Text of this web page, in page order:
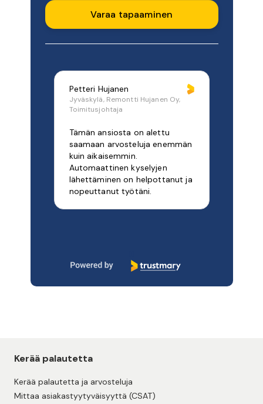
Varaa tapaaminen
Petteri Hujanen
Jyväskylä, Remontti Hujanen Oy,
Toimitusjohtaja
Tämän ansiosta on alettu
saamaan arvosteluja enemmän
kuin aikaisemmin.
Automaattinen kyselyjen
lähettäminen on helpottanut ja
nopeuttanut työtäni.
Kerää palautetta
Kerää palautetta ja arvosteluja
Mittaa asiakastyytyväisyyttä (CSAT)